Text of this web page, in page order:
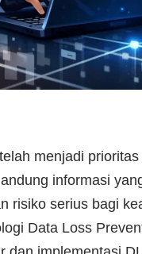
menjadi
informasi
risiko serius bagi
Data Loss